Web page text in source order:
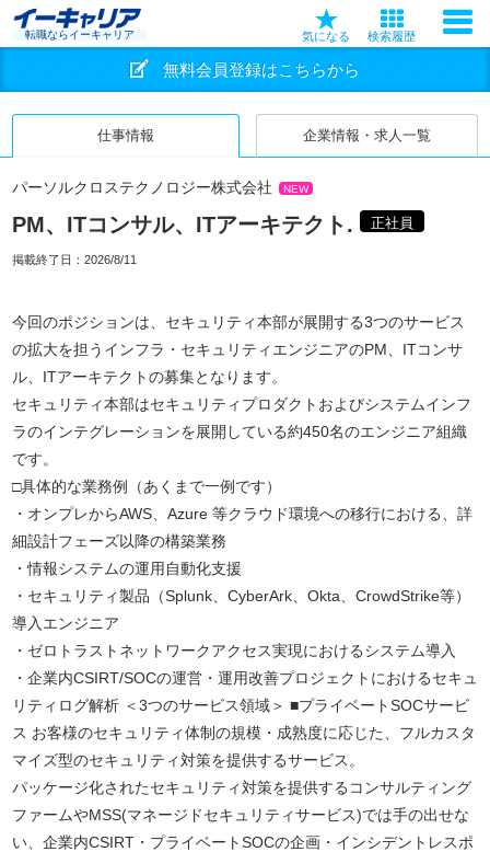
転職ならイーキャリア 気になる 検索履歴
無料会員登録はこちらから
仕事情報 企業情報・求人一覧
パーソルクロステクノロジー株式会社 NEW
PM、ITコンサル、ITアーキテクト. 正社員
掲載終了日： 2026/8/11
今回のポジションは、セキュリティ本部が展開する3つのサービス
の拡大を担うインフラ・セキュリティエンジニアのPM、ITコンサ
ル、ITアーキテクトの募集となります。
セキュリティ本部はセキュリティプロダクトおよびシステムインフ
ラのインテグレーションを展開している約450名のエンジニア組織
です。
□具体的な業務例（あくまで一例です）
・オンプレからAWS、Azure 等クラウド環境への移行における、詳
細設計フェーズ以降の構築業務
・情報システムの運用自動化支援
・セキュリティ製品（Splunk、CyberArk、Okta、CrowdStrike等）
導入エンジニア
・ゼロトラストネットワークアクセス実現におけるシステム導入
・企業内CSIRT/SOCの運営・運用改善プロジェクトにおけるセキュ
リティログ解析 ＜3つのサービス領域＞ ■プライベートSOCサービ
ス お客様のセキュリティ体制の規模・成熟度に応じた、フルカスタ
マイズ型のセキュリティ対策を提供するサービス。
パッケージ化されたセキュリティ対策を提供するコンサルティング
ファームやMSS(マネージドセキュリティサービス)では手の出せな
い、企業内CSIRT・プライベートSOCの企画・インシデントレスポ